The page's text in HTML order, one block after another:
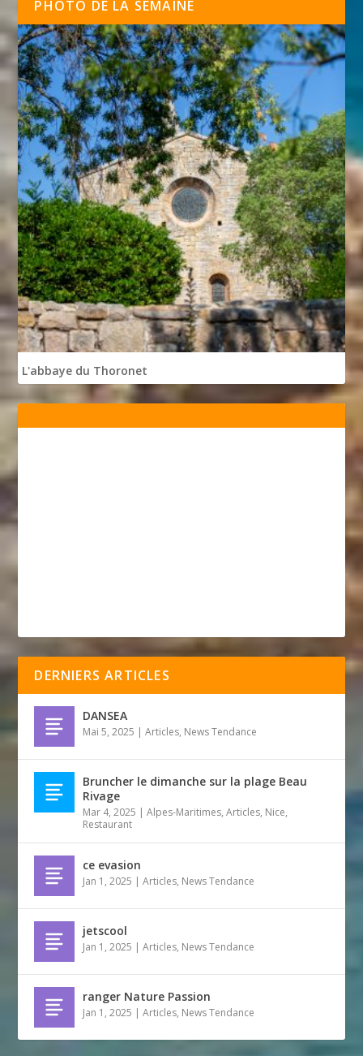
PHOTO DE LA SEMAINE
L'abbaye du Thoronet
DERNIERS ARTICLES
DANSEA
Mai 5, 2025 |Articles, News Tendance
Bruncher le dimanche sur la plage Beau
Rivage
Mar 4, 2025 |Alpes-Maritimes,Articles, Nice,
Restaurant
ce evasion
Jan 1, 2025 |Articles, News Tendance
jetscool
Jan 1, 2025 |Articles, News Tendance
ranger Nature Passion
Jan 1, 2025 |Articles, News Tendance